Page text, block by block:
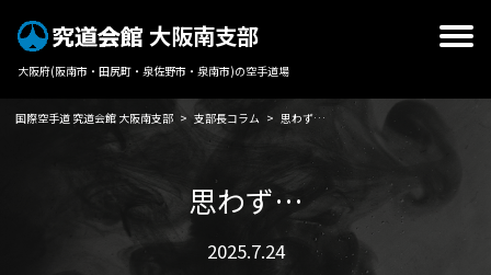
大阪南支部
大阪府(阪南市・田尻町・泉佐野市・泉南市)の空手道場
国際空手道 究道会館 大阪南支部 > 支部長コラム > 思わず…
思わず…
2025.7.24